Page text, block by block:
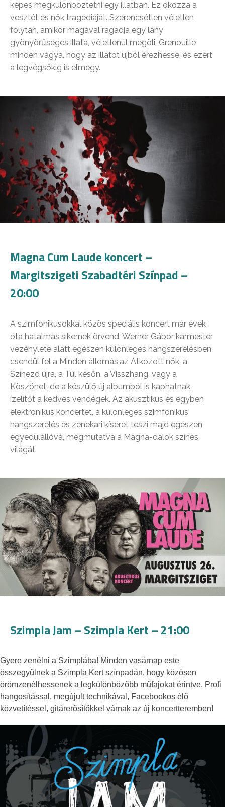
képes megkülönböztetni egy illatban. Ez okozza a
vesztét és nők tragédiáját. Szerencsétlen véletlen
folytán, amikor magával ragadja egy lány
gyönyörűséges illata, véletlenül megöli. Grenouille
minden vágya, hogy az illatot újból érezhesse, és ezért
a legvégsőkig is elmegy.
Magna Cum Laude koncert –
Margitszigeti Szabadtéri Színpad –
20:00
A szimfonikusokkal közös speciális koncert már évek
óta hatalmas sikernek örvend. Werner Gábor karmester
vezénylete alatt egészen különleges hangszerelésben
csendül fel a Minden állomás,az Átkozott nők, a
Színezd újra, a Túl későn, a Visszhang, vagy a
Köszönet, de a készülő új albumból is kaphatnak
ízelítőt a kedves vendégek. Az akusztikus és egyben
elektronikus koncertet, a különleges szimfonikus
hangszerelés és zenekari kíséret teszi majd egészen
egyedülállóvá, megmutatva a Magna-dalok színes
világát.
Szimpla Jam – Szimpla Kert – 21:00
Gyere zenélni a Szimplába! Minden vasárnap este
összegyűlnek a Szimpla Kert színpadán, hogy közösen
örömzenélhessenek a legkülönbözőbb műfajokat érintve. Profi
hangosítással, megújult technikával, Facebookos élő
közvetítéssel, gitárerősítőkkel várnak az új koncertteremben!